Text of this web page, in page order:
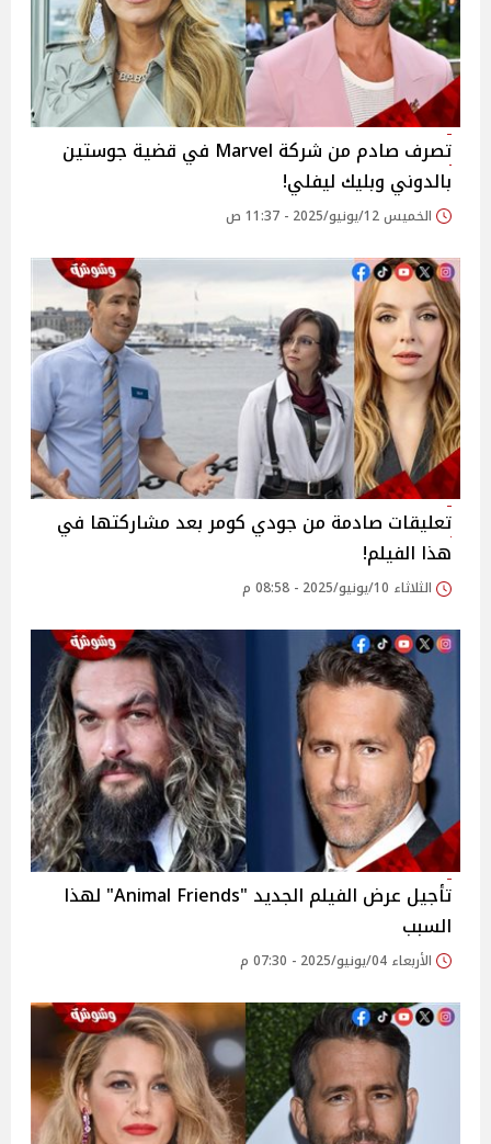
تصرف صادم من شركة Marvel في قضية جوستين
بالدوني وبليك ليفلي!
الخميس 12/يونيو/2025 - 11:37 ص
تعليقات صادمة من جودي كومر بعد مشاركتها في
هذا الفيلم!
الثلاثاء 10/يونيو/2025 - 08:58 م
تأجيل عرض الفيلم الجديد "Animal Friends" لهذا
السبب
الأربعاء 04/يونيو/2025 - 07:30 م